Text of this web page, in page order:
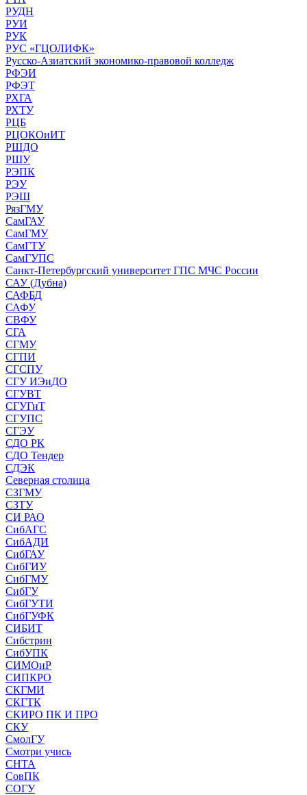
РУДН
РУИ
РУК
РУС «ГЦОЛИФК»
Русско-Азиатский экономико-правовой колледж
РФЭИ
РФЭТ
РХГА
РХТУ
РЦБ
РЦОКОиИТ
РШДО
РШУ
РЭПК
РЭУ
РЭШ
РязГМУ
СамГАУ
СамГМУ
СамГТУ
СамГУПС
Санкт-Петербургский университет ГПС МЧС России
САУ (Дубна)
САФБД
САФУ
СВФУ
СГА
СГМУ
СГПИ
СГСПУ
СГУ ИЭиДО
СГУВТ
СГУГиТ
СГУПС
СГЭУ
СДО РК
СДО Тендер
СДЭК
Северная столица
СЗГМУ
СЗТУ
СИ РАО
СибАГС
СибАДИ
СибГАУ
СибГИУ
СибГМУ
СибГУ
СибГУТИ
СибГУФК
СИБИТ
Сибстрин
СибУПК
СИМОиР
СИПКРО
СКГМИ
СКГТК
СКИРО ПК И ПРО
СКУ
СмолГУ
Смотри учись
СНТА
СовПК
СОГУ